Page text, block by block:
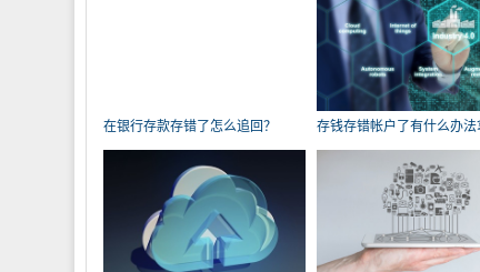
在银行存款存错了怎么追回？
存钱存错帐户了有什么办法